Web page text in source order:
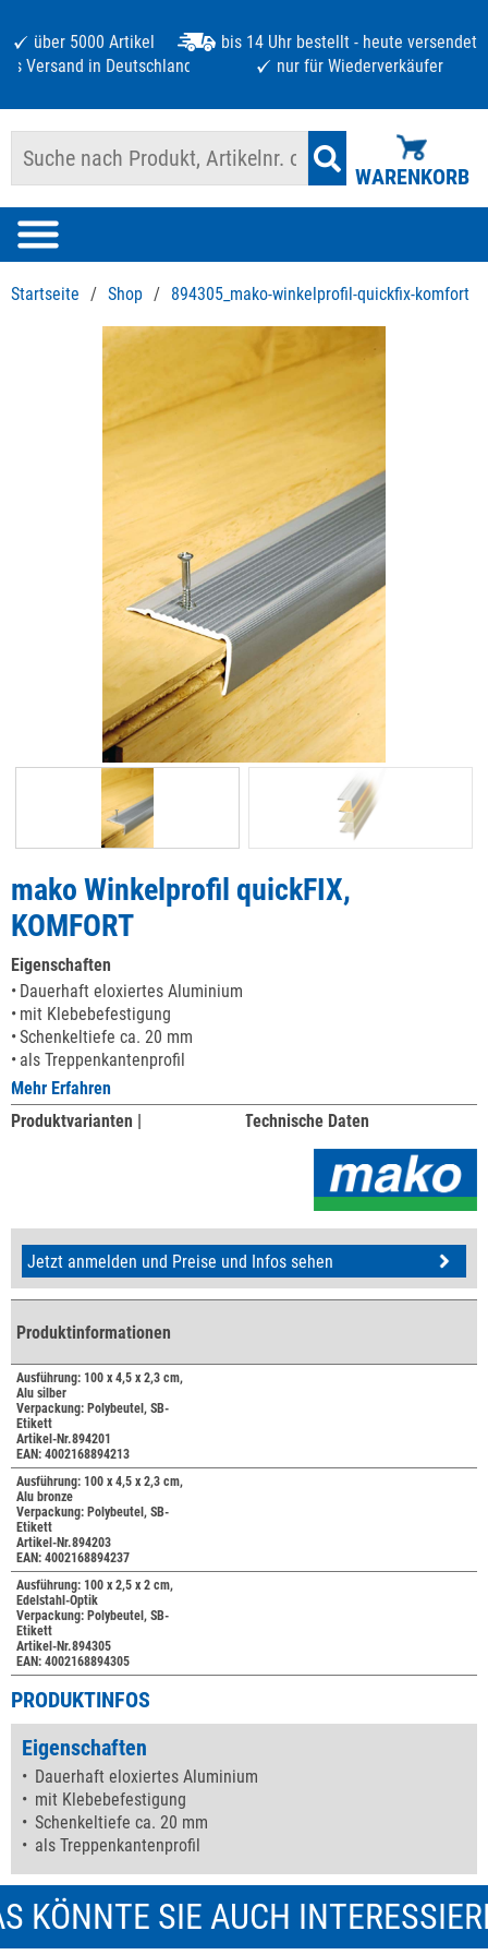
über 5000 Artikel
bis 14 Uhr bestellt - heute versendet
Versand in Deutschland ab 125 €
nur für Wiederverkäufer
WARENKORB
Startseite / Shop / 894305_mako-winkelprofil-quickfix-komfort
mako Winkelprofil quickFIX,
KOMFORT
Eigenschaften
Dauerhaft eloxiertes Aluminium
mit Klebebefestigung
Schenkeltiefe ca. 20 mm
als Treppenkantenprofil
Mehr Erfahren
Produktvarianten |
Technische Daten
Jetzt anmelden und Preise und Infos sehen
Produktinformationen
Ausführung: 100 x 4,5 x 2,3 cm,
Alu silber
Verpackung: Polybeutel, SB-
Etikett
Artikel-Nr.894201
EAN: 4002168894213
Ausführung: 100 x 4,5 x 2,3 cm,
Alu bronze
Verpackung: Polybeutel, SB-
Etikett
Artikel-Nr.894203
EAN: 4002168894237
Ausführung: 100 x 2,5 x 2 cm,
Edelstahl-Optik
Verpackung: Polybeutel, SB-
Etikett
Artikel-Nr.894305
EAN: 4002168894305
PRODUKTINFOS
Eigenschaften
Dauerhaft eloxiertes Aluminium
mit Klebebefestigung
Schenkeltiefe ca. 20 mm
als Treppenkantenprofil
KÖNNTE SIE AUCH